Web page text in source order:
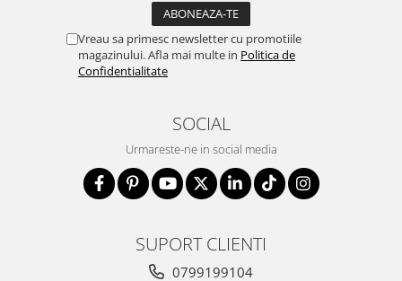
Vreau sa primesc newsletter cu promotiile
magazinului. Afla mai multe in Politica de
Confidentialitate
SOCIAL
Urmareste-ne in social media
SUPORT CLIENTI
0799199104